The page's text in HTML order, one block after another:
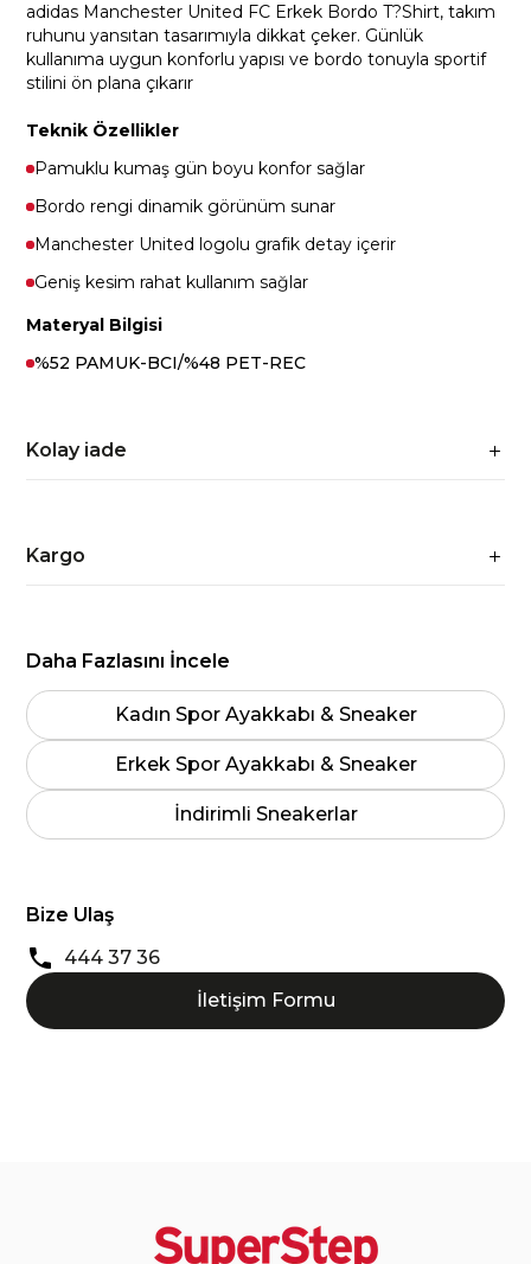
adidas Manchester United FC Erkek Bordo T?Shirt, takım
ruhunu yansıtan tasarımıyla dikkat çeker. Günlük
kullanıma uygun konforlu yapısı ve bordo tonuyla sportif
stilini ön plana çıkarır
Teknik Özellikler
Pamuklu kumaş gün boyu konfor sağlar
Bordo rengi dinamik görünüm sunar
Manchester United logolu grafik detay içerir
Geniş kesim rahat kullanım sağlar
Materyal Bilgisi
%52 PAMUK-BCI/%48 PET-REC
Kolay iade
Kargo
Daha Fazlasını İncele
Kadın Spor Ayakkabı & Sneaker
Erkek Spor Ayakkabı & Sneaker
İndirimli Sneakerlar
Bize Ulaş
444 37 36
İletişim Formu